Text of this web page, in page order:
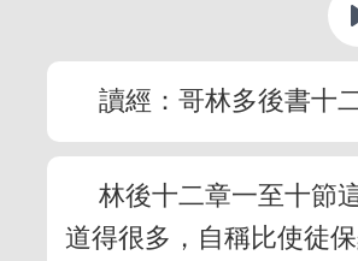
讀經：哥林多後書十
林後十二章一至十節
道得很多，自稱比使徒